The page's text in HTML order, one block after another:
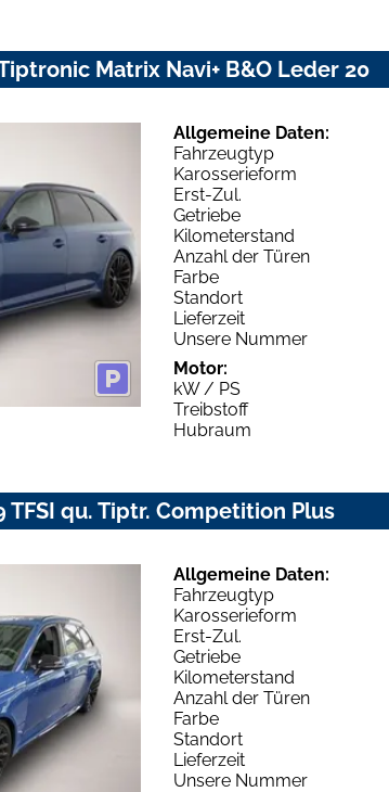
Matrix Navi+ B&O Leder 20
Allgemeine Daten:
Fahrzeugtyp
Karosserieform
Erst-Zul.
Getriebe
Kilometerstand
Anzahl der Türen
Farbe
Standort
Lieferzeit
Unsere Nummer
Motor:
kW / PS
Treibstoff
Hubraum
TFSI qu. Tiptr. Competition Plus
Allgemeine Daten:
Fahrzeugtyp
Karosserieform
Erst-Zul.
Getriebe
Kilometerstand
Anzahl der Türen
Farbe
Standort
Lieferzeit
Unsere Nummer